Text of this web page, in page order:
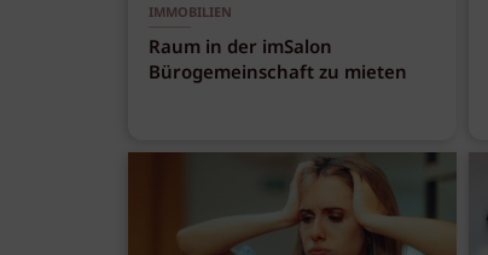
IMMOBILIEN
Raum in der imSalon
Bürogemeinschaft zu mieten